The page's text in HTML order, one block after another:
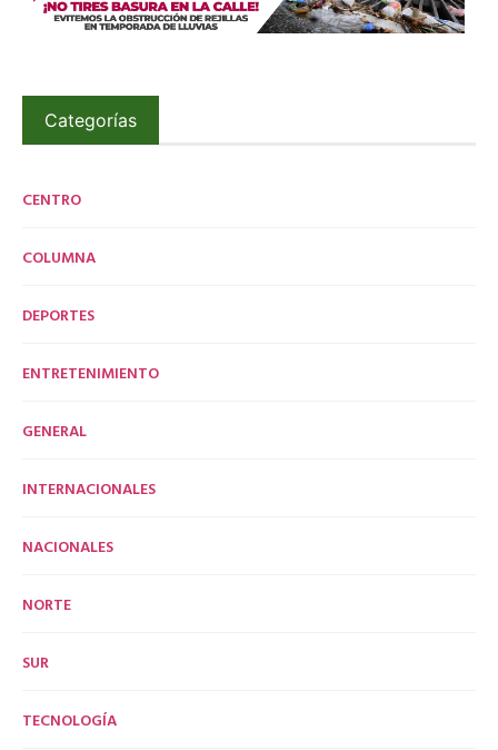
Categorías
CENTRO
COLUMNA
DEPORTES
ENTRETENIMIENTO
GENERAL
INTERNACIONALES
NACIONALES
NORTE
SUR
TECNOLOGÍA